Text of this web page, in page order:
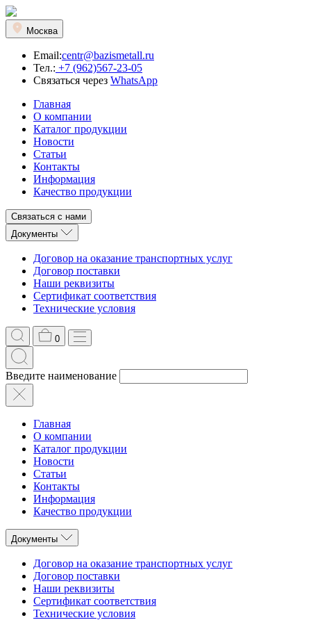
Москва
Email:centr@bazismetall.ru
Тел.: +7 (962)567-23-05
Связаться через WhatsApp
Главная
О компании
Каталог продукции
Новости
Статьи
Контакты
Информация
Качество продукции
Связаться с нами
Документы
Договор на оказание транспортных услуг
Договор поставки
Наши реквизиты
Сертификат соответствия
Технические условия
0
Введите наименование
Главная
О компании
Каталог продукции
Новости
Статьи
Контакты
Информация
Качество продукции
Документы
Договор на оказание транспортных услуг
Договор поставки
Наши реквизиты
Сертификат соответствия
Технические условия